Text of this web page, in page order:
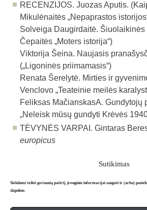
Sutikimas
Siekdami teikti geriausią patirtį, įrenginio informacijai saugoti ir (arba)
slapukus.
RECENZIJOS. Juozas Aputis.
Mikulėnaitės „Nepaprastos
Solveiga Daugirdaitė. Šiuolaikinės
Čepaitės „Moters istorija“)
Viktorija Šeina. Naujasis
(„Ligoninės priimamasis“)
Renata Šerelytė. Mirties ir
Venclovo „Teateinie meilės
Feliksas MačianskasA. Gundytojų
„Neleisk mūsų gundyti Krėvės
TĖVYNĖS VARPAI. Gintaras
europicus